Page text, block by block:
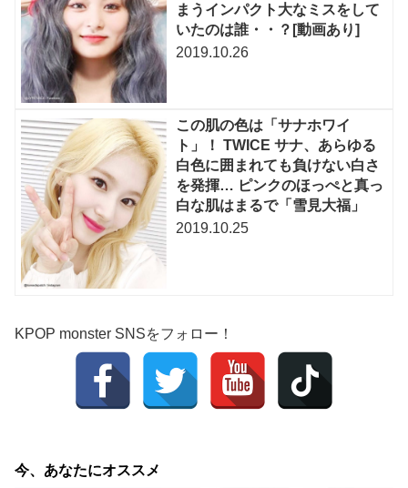
まうインパクト大なミスをして
いたのは誰・・？[動画あり]
2019.10.26
この肌の色は「サナホワイ
ト」！ TWICE サナ、あらゆる
白色に囲まれても負けない白さ
を発揮… ピンクのほっぺと真っ
白な肌はまるで「雪見大福」
2019.10.25
KPOP monster SNSをフォロー！
今、あなたにオススメ